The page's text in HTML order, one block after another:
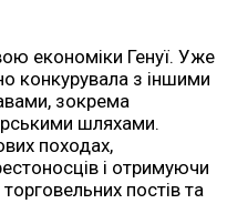
економіки Генуї. Уже
конкурувала з іншими
зокрема
шляхами.
походах,
і отримуючи
торговельних постів та